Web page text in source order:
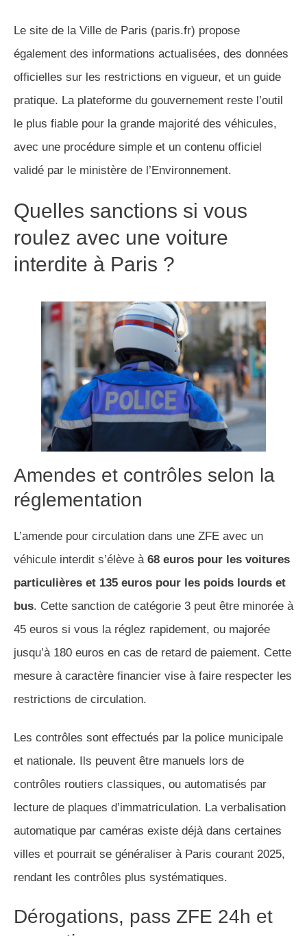
Le site de la Ville de Paris (paris.fr) propose
également des informations actualisées, des données
officielles sur les restrictions en vigueur, et un guide
pratique. La plateforme du gouvernement reste l’outil
le plus fiable pour la grande majorité des véhicules,
avec une procédure simple et un contenu officiel
validé par le ministère de l’Environnement.
Quelles sanctions si vous
roulez avec une voiture
interdite à Paris ?
Amendes et contrôles selon la
réglementation
L’amende pour circulation dans une ZFE avec un
véhicule interdit s’élève à 68 euros pour les voitures
particulières et 135 euros pour les poids lourds et
bus. Cette sanction de catégorie 3 peut être minorée à
45 euros si vous la réglez rapidement, ou majorée
jusqu’à 180 euros en cas de retard de paiement. Cette
mesure à caractère financier vise à faire respecter les
restrictions de circulation.
Les contrôles sont effectués par la police municipale
et nationale. Ils peuvent être manuels lors de
contrôles routiers classiques, ou automatisés par
lecture de plaques d’immatriculation. La verbalisation
automatique par caméras existe déjà dans certaines
villes et pourrait se généraliser à Paris courant 2025,
rendant les contrôles plus systématiques.
Dérogations, pass ZFE 24h et